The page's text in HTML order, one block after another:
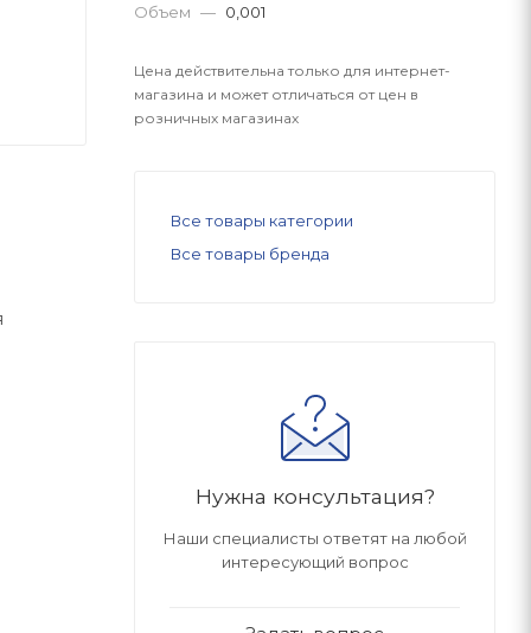
Объем — 0,001
Цена действительна только для интернет-
магазина и может отличаться от цен в
розничных магазинах
Все товары категории
Все товары бренда
Нужна консультация?
Наши специалисты ответят на любой
интересующий вопрос